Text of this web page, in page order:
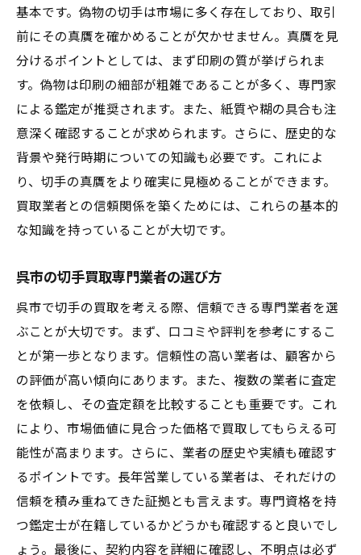
買取条件や手数料の確認ポイント
悪徳業者に騙されないための注意点
複数業者の査定結果を比較する重要性
契約前に確認すべき重要事項
基本です。偽物の切手は市場に多く存在しており、取引
前にその真贋を確かめることが欠かせません。真贋を見
分けるポイントとしては、まず印刷の質が挙げられま
す。偽物は印刷の細部が粗雑であることが多く、専門家
による鑑定が推奨されます。また、紙質や糊の具合も注
意深く確認することが求められます。さらに、歴史的な
背景や発行時期についての知識も必要です。これによ
り、切手の真贋をより確実に見極めることができます。
買取業者との信頼関係を築くためには、これらの基本的
な知識を持っていることが大切です。
呉市の切手買取専門業者の選び方
呉市で切手の買取を考える際、信頼できる専門業者を選
ぶことが大切です。まず、口コミや評判を参考にするこ
とが第一歩となります。信頼性の高い業者は、顧客から
の評価が高い傾向にあります。また、複数の業者に査定
を依頼し、その査定額を比較することも重要です。これ
により、市場価値に見合った価格で買取してもらえる可
能性が高まります。さらに、業者の歴史や実績も確認す
るポイントです。長年営業している業者は、それだけの
信頼を積み重ねてきた証拠とも言えます。専門資格を持
つ鑑定士が在籍しているかどうかも確認すると良いでし
ょう。最後に、契約内容を詳細に確認し、不明点は必ず